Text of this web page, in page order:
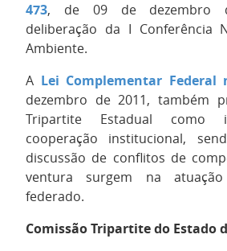
473, de 09 de dezembro
deliberação da I Conferência
Ambiente.
A Lei Complementar Federal
dezembro de 2011, também
Tripartite Estadual como
cooperação institucional,
discussão de conflitos de
ventura surgem na
federado.
Comissão Tripartite do Estado